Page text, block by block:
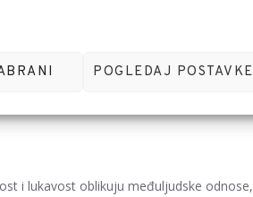
POGLEDAJ POSTAVKE
i komuniciranje. Ljudi su svjesni
– odgovornost za izgovorene riječi i
i lukavost oblikuju međuljudske odnose,